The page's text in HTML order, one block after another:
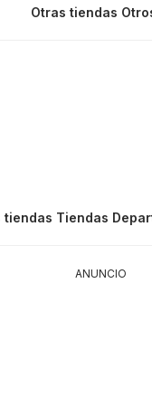
Otras tiendas
tiendas Tiendas
ANUNCIO